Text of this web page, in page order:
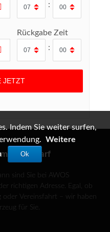
:
Rückgabe Zeit
:
sind Sie bei AWOS
richtigen Adresse. Egal, ob
oder Vereinsfahrt – wir haben
für Sie.
Indem Sie weiter surfen,
Weitere
Ok